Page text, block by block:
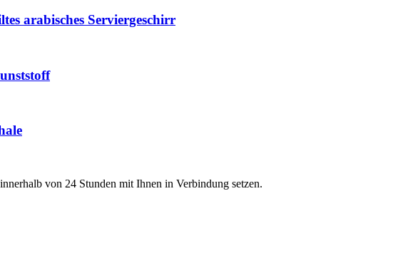
arabisches Serviergeschirr
von 24 Stunden mit Ihnen in Verbindung setzen.